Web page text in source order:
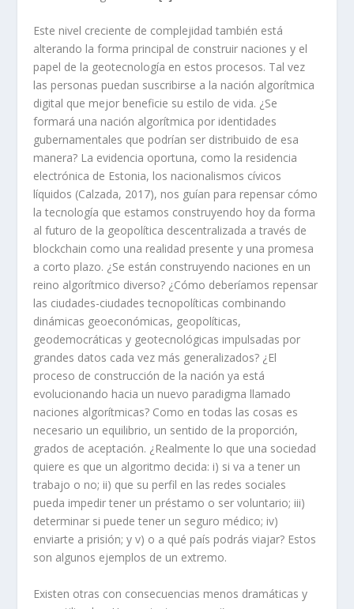
Este nivel creciente de complejidad también está
alterando la forma principal de construir naciones y el
papel de la geotecnología en estos procesos. Tal vez
las personas puedan suscribirse a la nación algorítmica
digital que mejor beneficie su estilo de vida. ¿Se
formará una nación algorítmica por identidades
gubernamentales que podrían ser distribuido de esa
manera? La evidencia oportuna, como la residencia
electrónica de Estonia, los nacionalismos cívicos
líquidos (Calzada, 2017), nos guían para repensar cómo
la tecnología que estamos construyendo hoy da forma
al futuro de la geopolítica descentralizada a través de
blockchain como una realidad presente y una promesa
a corto plazo. ¿Se están construyendo naciones en un
reino algorítmico diverso? ¿Cómo deberíamos repensar
las ciudades-ciudades tecnopolíticas combinando
dinámicas geoeconómicas, geopolíticas,
geodemocráticas y geotecnológicas impulsadas por
grandes datos cada vez más generalizados? ¿El
proceso de construcción de la nación ya está
evolucionando hacia un nuevo paradigma llamado
naciones algorítmicas? Como en todas las cosas es
necesario un equilibrio, un sentido de la proporción,
grados de aceptación. ¿Realmente lo que una sociedad
quiere es que un algoritmo decida: i) si va a tener un
trabajo o no; ii) que su perfil en las redes sociales
pueda impedir tener un préstamo o ser voluntario; iii)
determinar si puede tener un seguro médico; iv)
enviarte a prisión; y v) o a qué país podrás viajar? Estos
son algunos ejemplos de un extremo.
Existen otras con consecuencias menos dramáticas y